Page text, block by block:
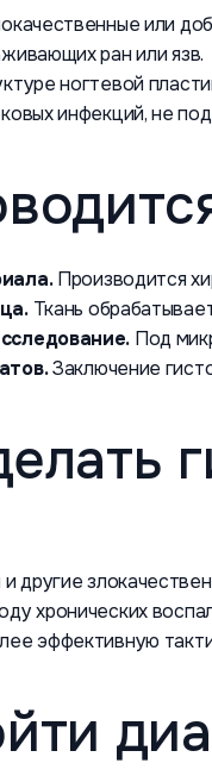
или
ран или язв.
ногтевой
инфекций, не
Производится
Ткань
Под
Заключение
другие
хронических
эффективную